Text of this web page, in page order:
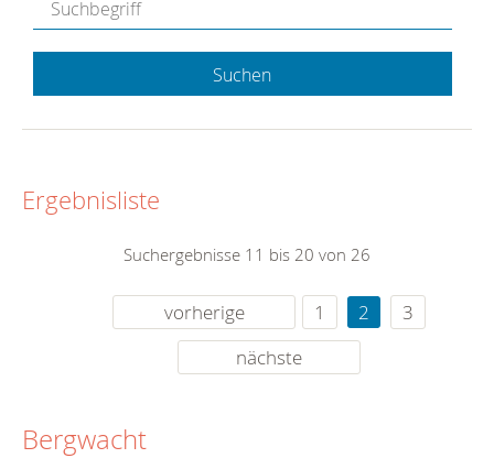
Suchen
Ergebnisliste
Suchergebnisse 11 bis 20 von 26
vorherige 1 2
3
nächste
Bergwacht